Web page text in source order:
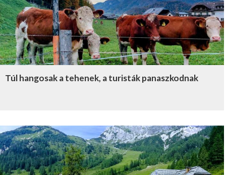
Túl hangosak a tehenek, a turisták panaszkodnak